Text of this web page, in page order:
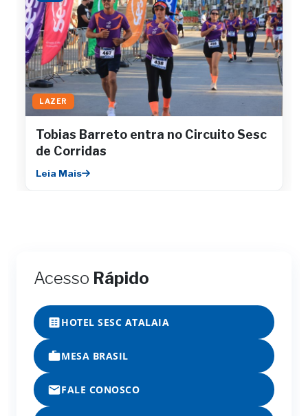
LAZER
Tobias Barreto entra no Circuito Sesc
de Corridas
Leia Mais
Acesso Rápido
HOTEL SESC ATALAIA
MESA BRASIL
FALE CONOSCO